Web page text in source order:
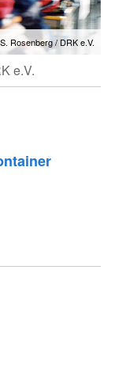
Rosenberg / DRK e.V.
e.V.